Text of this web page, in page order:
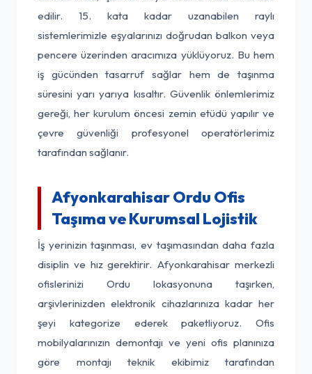
edilir. 15. kata kadar uzanabilen raylı
sistemlerimizle eşyalarınızı doğrudan balkon veya
pencere üzerinden aracımıza yüklüyoruz. Bu hem
iş gücünden tasarruf sağlar hem de taşınma
süresini yarı yarıya kısaltır. Güvenlik önlemlerimiz
gereği, her kurulum öncesi zemin etüdü yapılır ve
çevre güvenliği profesyonel operatörlerimiz
tarafından sağlanır.
Afyonkarahisar Ordu Ofis
Taşıma ve Kurumsal Lojistik
İş yerinizin taşınması, ev taşımasından daha fazla
disiplin ve hız gerektirir. Afyonkarahisar merkezli
ofislerinizi Ordu lokasyonuna taşırken,
arşivlerinizden elektronik cihazlarınıza kadar her
şeyi kategorize ederek paketliyoruz. Ofis
mobilyalarınızın demontajı ve yeni ofis planınıza
göre montajı teknik ekibimiz tarafından